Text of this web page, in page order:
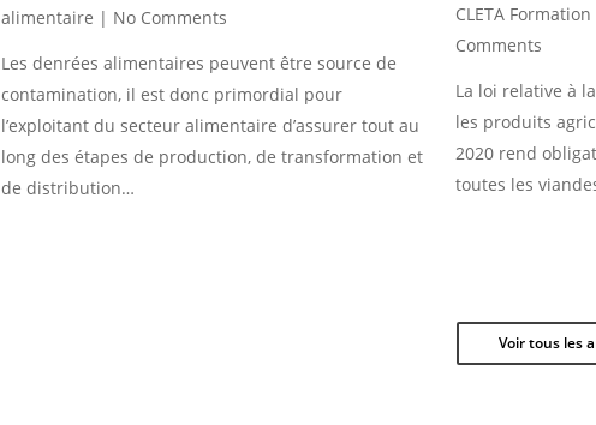
alimentaire | No Comments
Les denrées alimentaires peuvent être source de
contamination, il est donc primordial pour
l’exploitant du secteur alimentaire d’assurer tout au
long des étapes de production, de transformation et
de distribution…
CLETA
Comments
La loi relative à
les produits
2020 rend
toutes les
Voir tous les